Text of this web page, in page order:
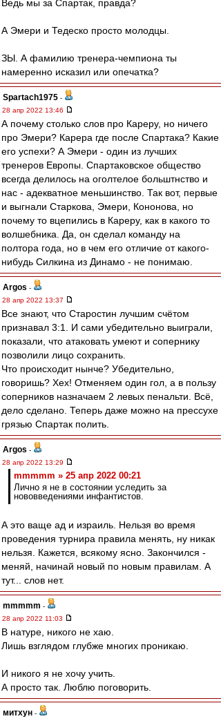
Ведь мы за Спартак, правда?
А Эмери и Тедеско просто молодцы.
ЗЫ. А фамилию тренера-чемпиона ты
намеренно исказил или опечатка?
Spartach1975 -
28 апр 2022 13:46
А почему столько слов про Кареру, но ничего
про Эмери? Карера где после Спартака? Какие
его успехи? А Эмери - один из лучших
тренеров Европы. Спартаковское общество
всегда делилось на оголтелое больштнство и
нас - адекватное меньшинство. Так вот, первые
и выгнали Старкова, Эмери, Кононова, но
почему то вцепились в Кареру, как в какого то
волшебника. Да, он сделал команду на
полтора года, но в чем его отличие от какого-
нибудь Силкина из Динамо - не понимаю.
Argos -
28 апр 2022 13:37
Все знают, что Старостин лучшим счётом
признавал 3:1. И сами убедительно выиграли,
показали, что атаковать умеют и сопернику
позволили лицо сохранить.
Что происходит нынче? Убедительно,
говоришь? Хех! Отменяем один гол, а в пользу
соперников назначаем 2 левых пенальти. Всё,
дело сделано. Теперь даже можно на прессухе
грязью Спартак полить.
Argos -
28 апр 2022 13:29
mmmmm » 25 апр 2022 00:21
Лично я не в состоянии уследить за
нововведениями инфантистов.
А это ваще ад и израиль. Нельзя во время
проведения турнира правила менять, ну никак
нельзя. Кажется, всякому ясно. Закончился -
меняй, начинай новый по новым правилам. А
тут... слов нет.
mmmmm -
28 апр 2022 11:03
В натуре, никого не хаю.
Лишь взглядом глубже многих проникаю.
И никого я не хочу учить.
А просто так. Люблю поговорить.
митхун -